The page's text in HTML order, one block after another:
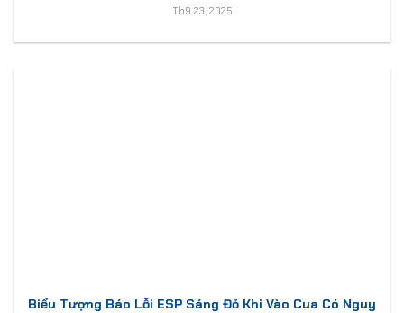
Th9 23, 2025
Biểu Tượng Báo Lỗi ESP Sáng Đỏ Khi Vào Cua Có Nguy